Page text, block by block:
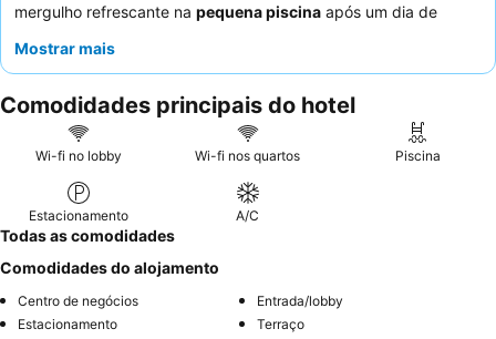
mergulho refrescante na pequena piscina após um dia de
consistentemente elogios pela sua prestatividade e
frequentemente destacado como delicioso e muito bom. Para a
melhor experiência, considere solicitar um quarto com um
terraço privado para vistas aprimoradas e luz natural.
Mostrar mais
Comodidades principais do hotel
Wi-fi no lobby Wi-fi nos quartos Piscina
Estacionamento A/C
Todas as comodidades
Comodidades do alojamento
Centro de negócios
Entrada/lobby
Estacionamento
Terraço